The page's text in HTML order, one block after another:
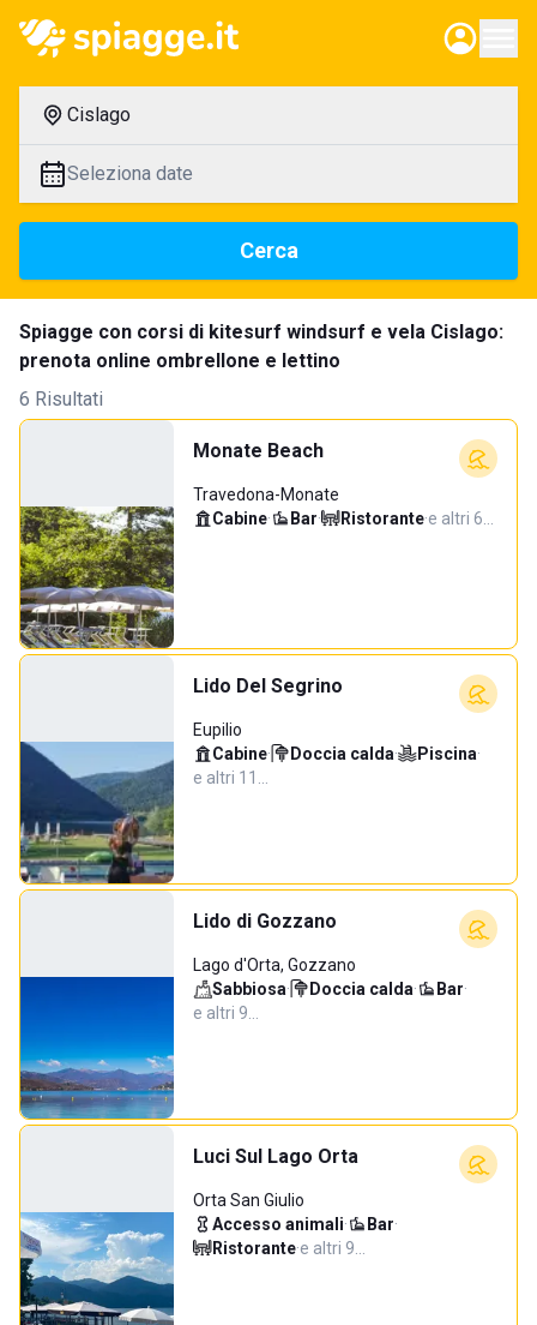
Cislago
Seleziona date
Cerca
Spiagge con corsi di kitesurf windsurf e vela Cislago:
prenota online ombrellone e lettino
6 Risultati
Monate Beach
Travedona-Monate
Cabine· Bar· Ristorante·e altri 6…
Lido Del Segrino
Eupilio
Cabine· Doccia calda· Piscina·
e altri 11…
Lido di Gozzano
Lago d'Orta, Gozzano
Sabbiosa· Doccia calda· Bar·
e altri 9…
Luci Sul Lago Orta
Orta San Giulio
Accesso animali· Bar·
Ristorante·e altri 9…